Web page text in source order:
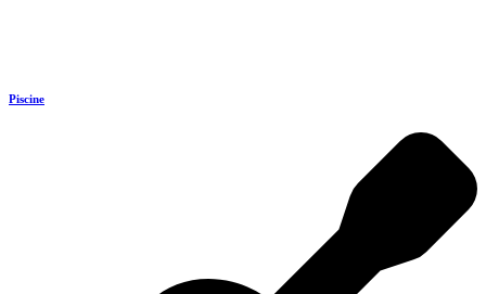
Piscine